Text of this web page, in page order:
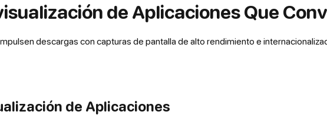
de Aplicaciones Que
descargas con capturas de pantalla de alto rendimiento e
de Aplicaciones